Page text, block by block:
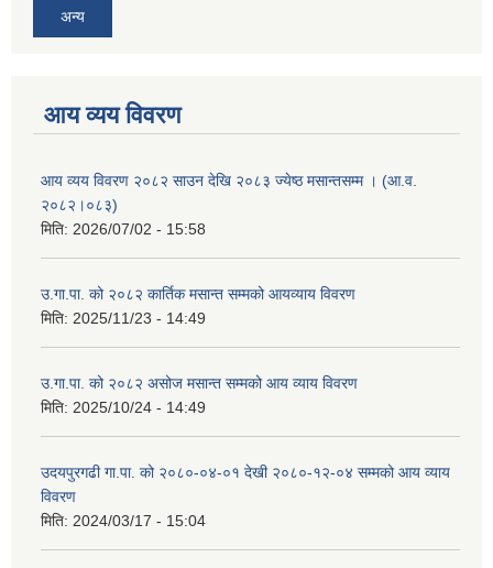
अन्य
आय व्यय विवरण
आय व्यय विवरण २०८२ साउन देखि २०८३ ज्येष्ठ मसान्तसम्म । (आ.व.
२०८२।०८३)
मिति: 2026/07/02 - 15:58
उ.गा.पा. को २०८२ कार्तिक मसान्त सम्मको आयव्याय विवरण
मिति: 2025/11/23 - 14:49
उ.गा.पा. को २०८२ असोज मसान्त सम्मको आय व्याय विवरण
मिति: 2025/10/24 - 14:49
उदयपुरगढी गा.पा. को २०८०-०४-०१ देखी २०८०-१२-०४ सम्मको आय व्याय
विवरण
मिति: 2024/03/17 - 15:04